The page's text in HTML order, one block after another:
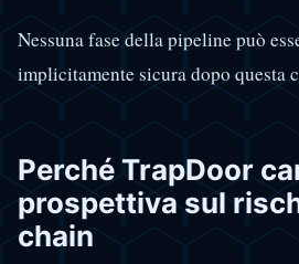
Nessuna fase della pipeline può
implicitamente sicura dopo questa
Perché TrapDoor
prospettiva sul
chain